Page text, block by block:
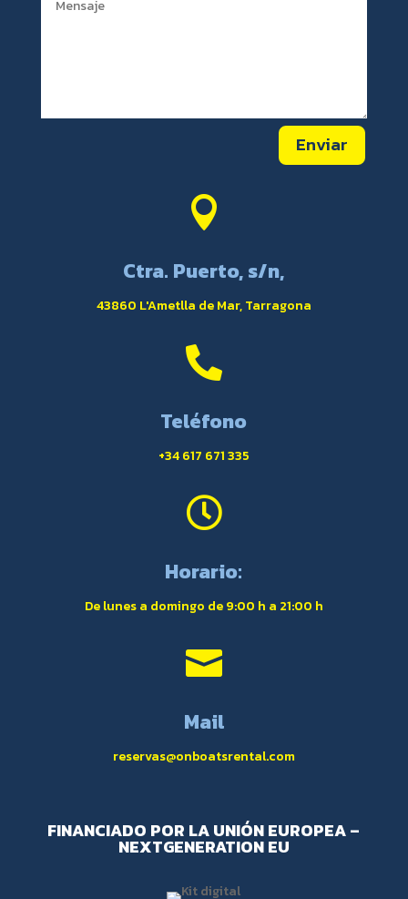
Enviar

Ctra. Puerto, s/n,
43860 L'Ametlla de Mar, Tarragona

Teléfono
+34 617 671 335

Horario:
De lunes a domingo de 9:00 h a 21:00 h

Mail
reservas@onboatsrental.com
FINANCIADO POR LA UNIÓN EUROPEA –
NEXTGENERATION EU